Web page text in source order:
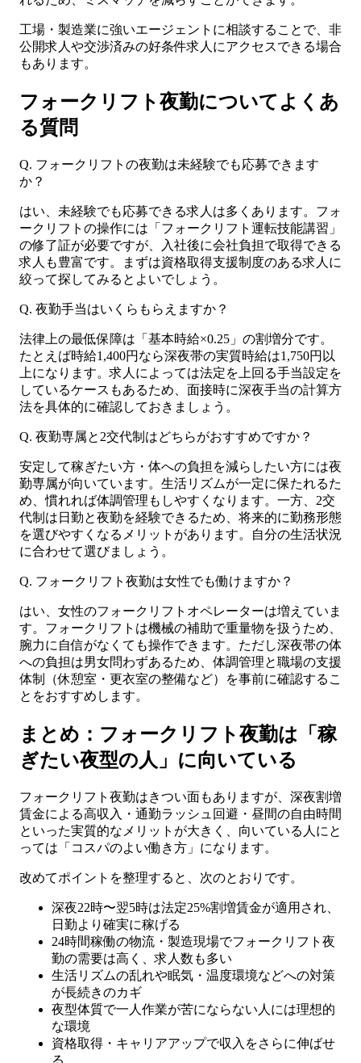
工場・製造業に強いエージェントに相談することで、非
公開求人や交渉済みの好条件求人にアクセスできる場合
もあります。
フォークリフト夜勤についてよくあ
る質問
Q. フォークリフトの夜勤は未経験でも応募できます
か？
はい、未経験でも応募できる求人は多くあります。フォ
ークリフトの操作には「フォークリフト運転技能講習」
の修了証が必要ですが、入社後に会社負担で取得できる
求人も豊富です。まずは資格取得支援制度のある求人に
絞って探してみるとよいでしょう。
Q. 夜勤手当はいくらもらえますか？
法律上の最低保障は「基本時給×0.25」の割増分です。
たとえば時給1,400円なら深夜帯の実質時給は1,750円以
上になります。求人によっては法定を上回る手当設定を
しているケースもあるため、面接時に深夜手当の計算方
法を具体的に確認しておきましょう。
Q. 夜勤専属と2交代制はどちらがおすすめですか？
安定して稼ぎたい方・体への負担を減らしたい方には夜
勤専属が向いています。生活リズムが一定に保たれるた
め、慣れれば体調管理もしやすくなります。一方、2交
代制は日勤と夜勤を経験できるため、将来的に勤務形態
を選びやすくなるメリットがあります。自分の生活状況
に合わせて選びましょう。
Q. フォークリフト夜勤は女性でも働けますか？
はい、女性のフォークリフトオペレーターは増えていま
す。フォークリフトは機械の補助で重量物を扱うため、
腕力に自信がなくても操作できます。ただし深夜帯の体
への負担は男女問わずあるため、体調管理と職場の支援
体制（休憩室・更衣室の整備など）を事前に確認するこ
とをおすすめします。
まとめ：フォークリフト夜勤は「稼
ぎたい夜型の人」に向いている
フォークリフト夜勤はきつい面もありますが、深夜割増
賃金による高収入・通勤ラッシュ回避・昼間の自由時間
といった実質的なメリットが大きく、向いている人にと
っては「コスパのよい働き方」になります。
改めてポイントを整理すると、次のとおりです。
深夜22時〜翌5時は法定25%割増賃金が適用され、
日勤より確実に稼げる
24時間稼働の物流・製造現場でフォークリフト夜
勤の需要は高く、求人数も多い
生活リズムの乱れや眠気・温度環境などへの対策
が長続きのカギ
夜型体質で一人作業が苦にならない人には理想的
な環境
資格取得・キャリアアップで収入をさらに伸ばせ
る